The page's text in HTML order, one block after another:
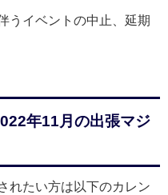
うイベントの中止、延期
年11月の出張マジ
れたい方は以下のカレン